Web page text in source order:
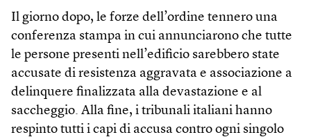
Il giorno dopo, le forze dell’ordine tennero una
conferenza stampa in cui annunciarono che tutte
le persone presenti nell’edificio sarebbero state
accusate di resistenza aggravata e associazione a
delinquere finalizzata alla devastazione e al
saccheggio. Alla fine, i tribunali italiani hanno
respinto tutti i capi di accusa contro ogni singolo